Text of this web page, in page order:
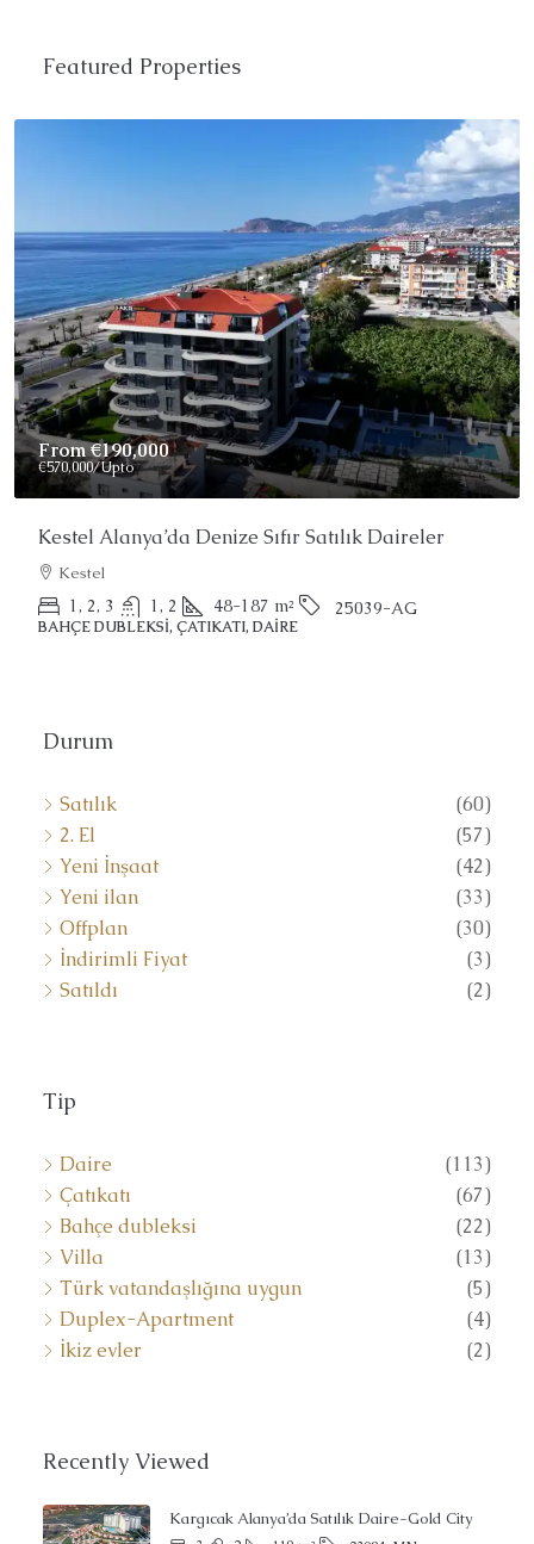
Featured Properties
Price On Request
Alanya’da Satılık Muhteşem Penthouse
2 3 150 m² 25022-AK
ÇATIKATI
Durum
Satılık
(60)
2. El
(57)
Yeni İnşaat
(42)
Yeni ilan
(33)
Offplan
(30)
İndirimli Fiyat
(3)
Satıldı
(2)
Tip
Daire
(113)
Çatıkatı
(67)
Bahçe dubleksi
(22)
Villa
(13)
Türk vatandaşlığına uygun
(5)
Duplex-Apartment
(4)
İkiz evler
(2)
Recently Viewed
Kargıcak Alanya’da Satılık Daire-Gold City